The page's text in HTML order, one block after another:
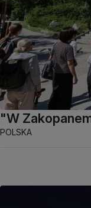
"W
POLSKA